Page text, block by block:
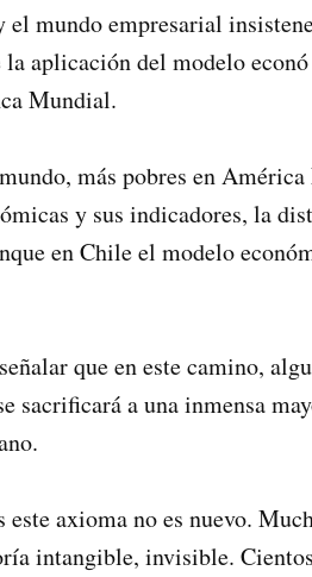
mundo empresarial
la aplicación del modelo
Mundial.
más pobres en
y sus indicadores, la
en Chile el modelo
que en este camino,
sacrificará a una inmensa
este axioma no es nuevo.
intangible, invisible.